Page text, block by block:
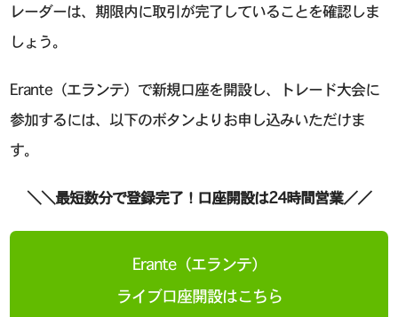
レーダーは、期限内に取引が完了していることを確認しま
しょう。
Erante（エランテ）で新規口座を開設し、トレード大会に
参加するには、以下のボタンよりお申し込みいただけま
す。
＼＼最短数分で登録完了！口座開設は24時間営業／／
Erante（エランテ）
ライブ口座開設はこちら